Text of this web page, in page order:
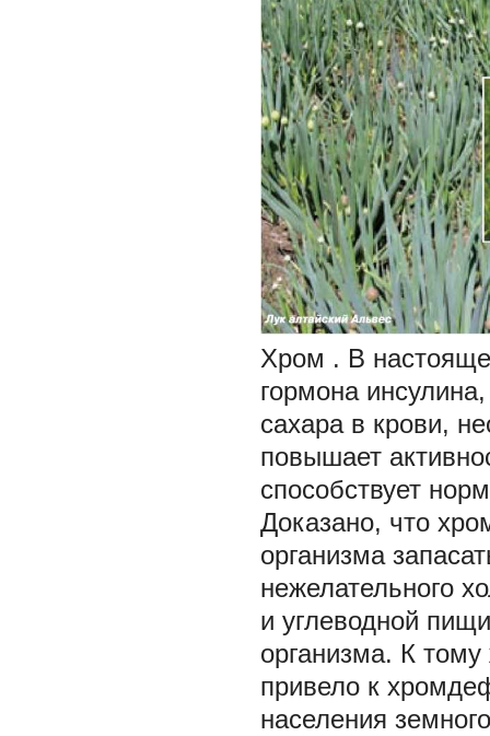
Хром . В
гормона
сахара в крови,
повышает
способствует
Доказано, что
организма
нежелательного
и углеводной
организма. К
привело к
населения